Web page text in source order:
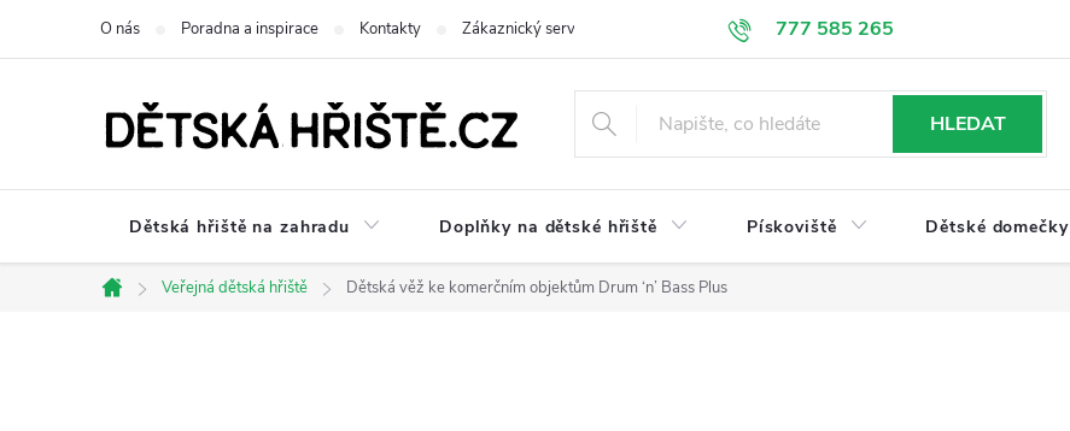
777 585 265
O nás Poradna a inspirace Kontakty Zákaznický servis Doprava a platba Obchodní podmínky
HLEDAT
Dětská hřiště na zahradu Doplňky na dětské hřiště Pískoviště Dětské domečky
Domů
Veřejná dětská hřiště Dětská věž ke komerčním objektům Drum ‘n’ Bass Plus